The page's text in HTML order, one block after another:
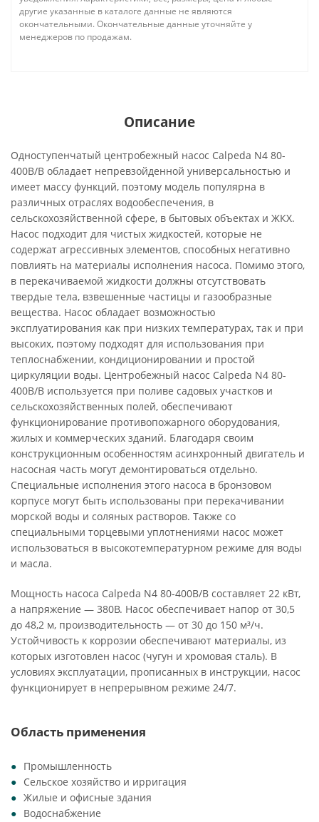
другие указанные в каталоге данные не являются
окончательными. Окончательные данные уточняйте у
менеджеров по продажам.
Описание
Одноступенчатый центробежный насос Calpeda N4 80-
400B/B обладает непревзойденной универсальностью и
имеет массу функций, поэтому модель популярна в
различных отраслях водообеспечения, в
сельскохозяйственной сфере, в бытовых объектах и ЖКХ.
Насос подходит для чистых жидкостей, которые не
содержат агрессивных элементов, способных негативно
повлиять на материалы исполнения насоса. Помимо этого,
в перекачиваемой жидкости должны отсутствовать
твердые тела, взвешенные частицы и газообразные
вещества. Насос обладает возможностью
эксплуатирования как при низких температурах, так и при
высоких, поэтому подходят для использования при
теплоснабжении, кондиционировании и простой
циркуляции воды. Центробежный насос Calpeda N4 80-
400B/B используется при поливе садовых участков и
сельскохозяйственных полей, обеспечивают
функционирование противопожарного оборудования,
жилых и коммерческих зданий. Благодаря своим
конструкционным особенностям асинхронный двигатель и
насосная часть могут демонтироваться отдельно.
Специальные исполнения этого насоса в бронзовом
корпусе могут быть использованы при перекачивании
морской воды и соляных растворов. Также со
специальными торцевыми уплотнениями насос может
использоваться в высокотемпературном режиме для воды
и масла.
Мощность насоса Calpeda N4 80-400B/B составляет 22 кВт,
а напряжение — 380В. Насос обеспечивает напор от 30,5
до 48,2 м, производительность — от 30 до 150 м³/ч.
Устойчивость к коррозии обеспечивают материалы, из
которых изготовлен насос (чугун и хромовая сталь). В
условиях эксплуатации, прописанных в инструкции, насос
функционирует в непрерывном режиме 24/7.
Область применения
Промышленность
Сельское хозяйство и ирригация
Жилые и офисные здания
Водоснабжение